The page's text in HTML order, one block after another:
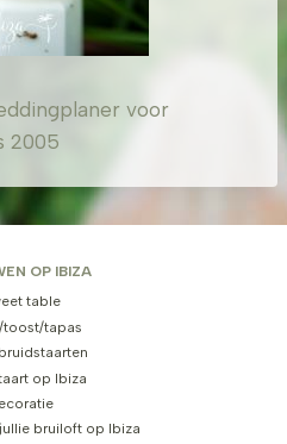
voor
2005
OP IBIZA
table
toost/tapas
op Ibiza
bruiloft op Ibiza